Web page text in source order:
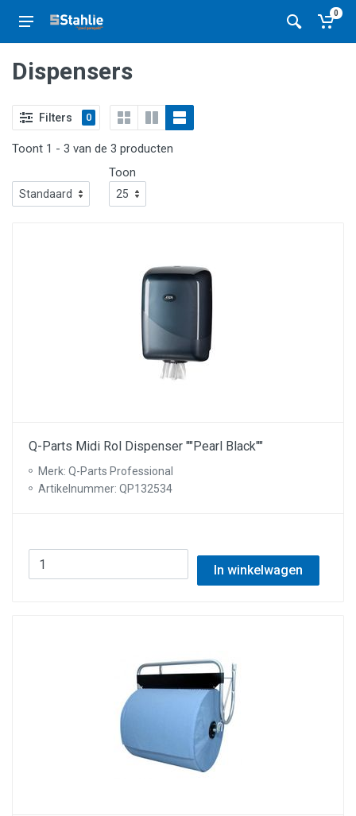
0
Dispensers
Filters 0
Toont 1 - 3 van de 3 producten
Toon
Q-Parts Midi Rol Dispenser ""Pearl Black""
Merk: Q-Parts Professional
Artikelnummer: QP132534
In winkelwagen